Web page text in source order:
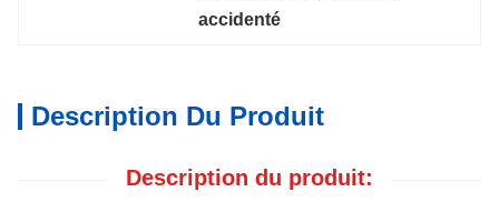
accidenté
Description Du Produit
Description du produit: